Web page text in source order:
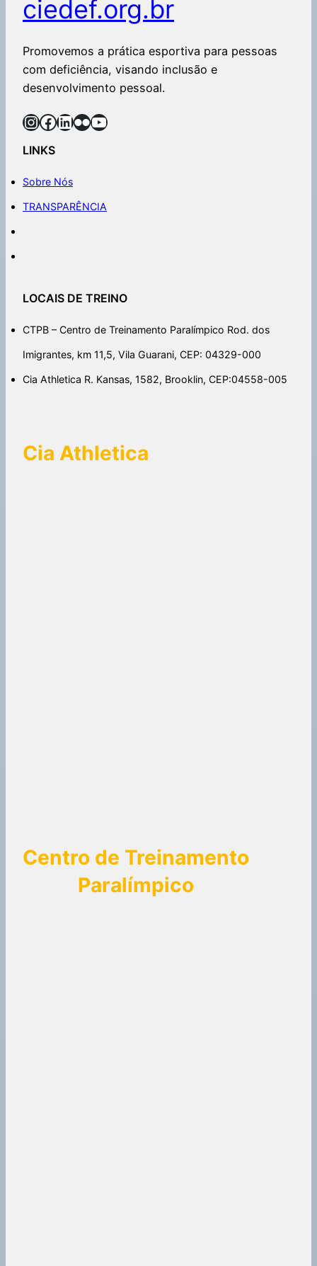
ciedef.org.br
Promovemos a prática esportiva para pessoas
com deficiência, visando inclusão e
desenvolvimento pessoal.
LINKS
Sobre Nós
TRANSPARÊNCIA
LOCAIS DE TREINO
CTPB – Centro de Treinamento Paralímpico Rod. dos
Imigrantes, km 11,5, Vila Guarani, CEP: 04329-000
Cia Athletica R. Kansas, 1582, Brooklin, CEP:04558-005
Cia Athletica
Centro de Treinamento
Paralímpico